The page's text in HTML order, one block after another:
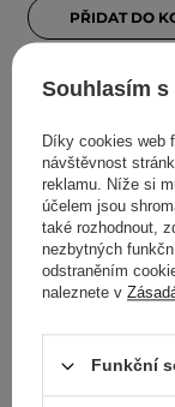
PŘIDAT DO
AKCE BESTSELLER
Aestura -
Cream -
Souhlasím
Díky cookies web
návštěvnost
reklamu. Níže si
účelem jsou
také rozhodnout,
nezbytných
odstraněním
naleznete v
Funkční